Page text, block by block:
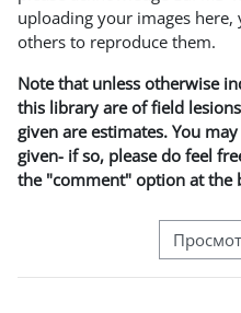
uploading your images
others to reproduce them.
Note that unless otherwise
this library are of field
given are estimates. You
given- if so, please do feel
the "comment" option at the
Режим